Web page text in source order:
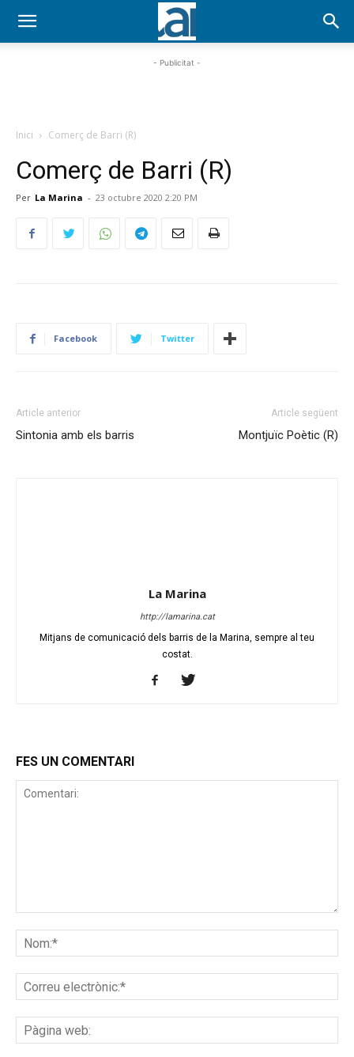
- Publicitat -
Inici Comerç de Barri (R)
Comerç de Barri (R)
Per La Marina - 23 octubre 2020 2:20 PM
Facebook Twitter
Article anterior
Sintonia amb els barris
Article següent
Montjuïc Poètic (R)
La Marina
http://lamarina.cat
Mitjans de comunicació dels barris de la Marina, sempre al teu
costat.
FES UN COMENTARI